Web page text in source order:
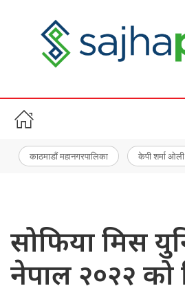
काठमाडौं महानगरपालिका केपी शर्मा ओली
सोफिया मिस
नेपाल २०२२ को